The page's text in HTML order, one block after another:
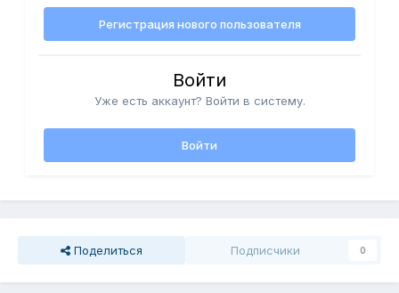
Регистрация нового пользователя
Войти
Уже есть аккаунт? Войти в систему.
Войти
Поделиться Подписчики 0